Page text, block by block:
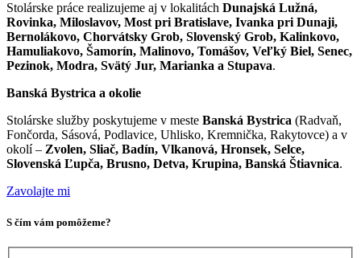
Stolárske práce realizujeme aj v lokalitách Dunajská Lužná,
Rovinka, Miloslavov, Most pri Bratislave, Ivanka pri Dunaji,
Bernolákovo, Chorvátsky Grob, Slovenský Grob, Kalinkovo,
Hamuliakovo, Šamorín, Malinovo, Tomášov, Veľký Biel, Senec,
Pezinok, Modra, Svätý Jur, Marianka a Stupava.
Banská Bystrica a okolie
Stolárske služby poskytujeme v meste Banská Bystrica (Radvaň,
Fončorda, Sásová, Podlavice, Uhlisko, Kremnička, Rakytovce) a v
okolí – Zvolen, Sliač, Badín, Vlkanová, Hronsek, Selce,
Slovenská Ľupča, Brusno, Detva, Krupina, Banská Štiavnica.
Zavolajte mi
S čím vám pomôžeme?